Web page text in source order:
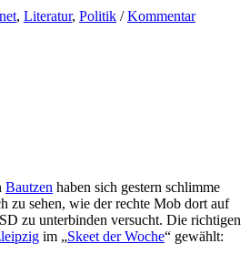
, Literatur, Politik /Kommentar
Bautzen haben sich gestern schlimme
zu sehen, wie der rechte Mob dort auf
zu unterbinden versucht. Die richtigen
im „Skeet der Woche“ gewählt: